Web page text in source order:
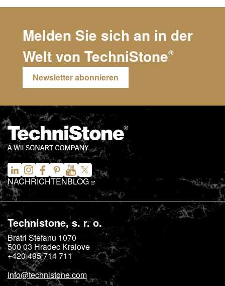
Melden Sie sich an in der
Welt von TechniStone®
Newsletter abonnieren
NACHRICHTENBLOG
Technistone, s. r. o.
Bratri Stefanu 1070
500 03 Hradec Kralove
+420 495 714 711
info@technistone.com